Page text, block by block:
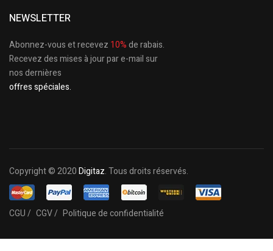
NEWSLETTER
Abonnez-vous et recevez 10%de rabais.
Recevez des mises à jour par e-mail sur
nos dernières
offres spéciales.
Copyright © 2020Digitaz. Tous droits réservés.
CGU / CGV / Politique de confidentialité